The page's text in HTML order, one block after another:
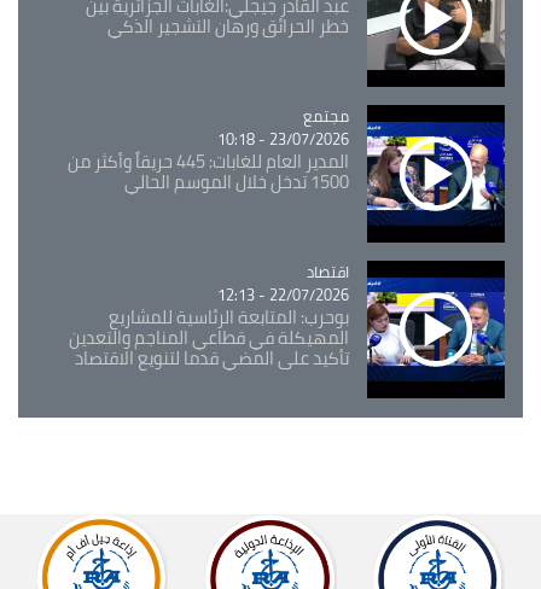
خطر الحرائق ورهان التشجير الذكي
Catégorie
مجتمع
23/07/2026 - 10:18
المدير العام للغابات: 445 حريقاً وأكثر من
1500 تدخل خلال الموسم الحالي
Catégorie
اقتصاد
22/07/2026 - 12:13
بوحرب: المتابعة الرئاسية للمشاريع
المهيكلة في قطاعي المناجم والتعدين
تأكيد على المضي قدما لتنويع الاقتصاد